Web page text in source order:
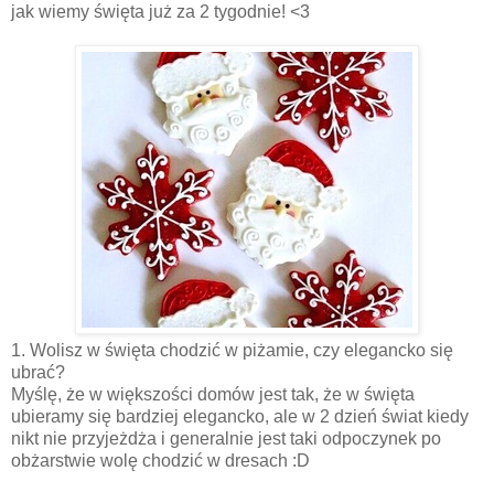
jak wiemy święta już za 2 tygodnie! <3
1. Wolisz w święta chodzić w piżamie, czy elegancko się
ubrać?
Myślę, że w większości domów jest tak, że w święta
ubieramy się bardziej elegancko, ale w 2 dzień świat kiedy
nikt nie przyjeżdża i generalnie jest taki odpoczynek po
obżarstwie wolę chodzić w dresach :D